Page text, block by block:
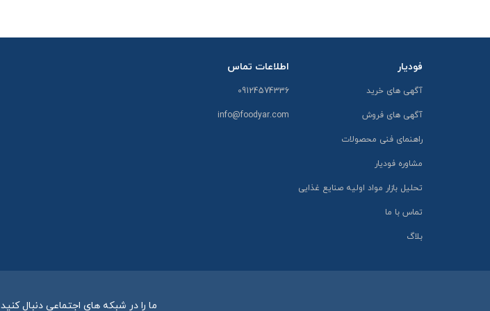
فودیار
آگهی های خرید
آگهی های فروش
راهنمای فنی محصولات
مشاوره فودیار
تحلیل بازار مواد اولیه صنایع غذایی
تماس با ما
بلاگ
اطلاعات تماس
09124574336
info@foodyar.com
ما را در شبکه های اجتماعی دنبال کنید